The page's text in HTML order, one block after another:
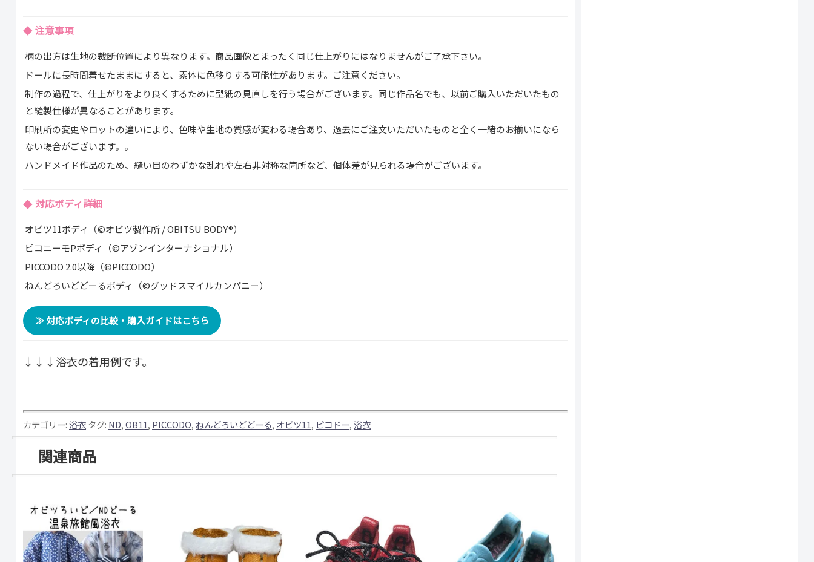
注意事項
柄の出方は生地の裁断位置により異なります。商品画像とまったく同じ仕上がりにはなりませんがご了承下さい。
ドールに長時間着せたままにすると、素体に色移りする可能性があります。ご注意ください。
制作の過程で、仕上がりをより良くするために型紙の見直しを行う場合がございます。同じ作品名でも、以前ご購入いただいたもの
と縫製仕様が異なることがあります。
印刷所の変更やロットの違いにより、色味や生地の質感が変わる場合あり、過去にご注文いただいたものと全く一緒のお揃いになら
ない場合がございます。。
ハンドメイド作品のため、縫い目のわずかな乱れや左右非対称な箇所など、個体差が見られる場合がございます。
対応ボディ詳細
オビツ11ボディ（©オビツ製作所 / OBITSU BODY®）
ピコニーモPボディ（©アゾンインターナショナル）
PICCODO 2.0以降（©PICCODO）
ねんどろいどどーるボディ（©グッドスマイルカンパニー）
≫ 対応ボディの比較・購入ガイドはこちら
↓↓↓浴衣の着用例です。
カテゴリー:浴衣タグ: ND,OB11, PICCODO,ねんどろいどどーる, オビツ11, ピコドー,浴衣
関連商品